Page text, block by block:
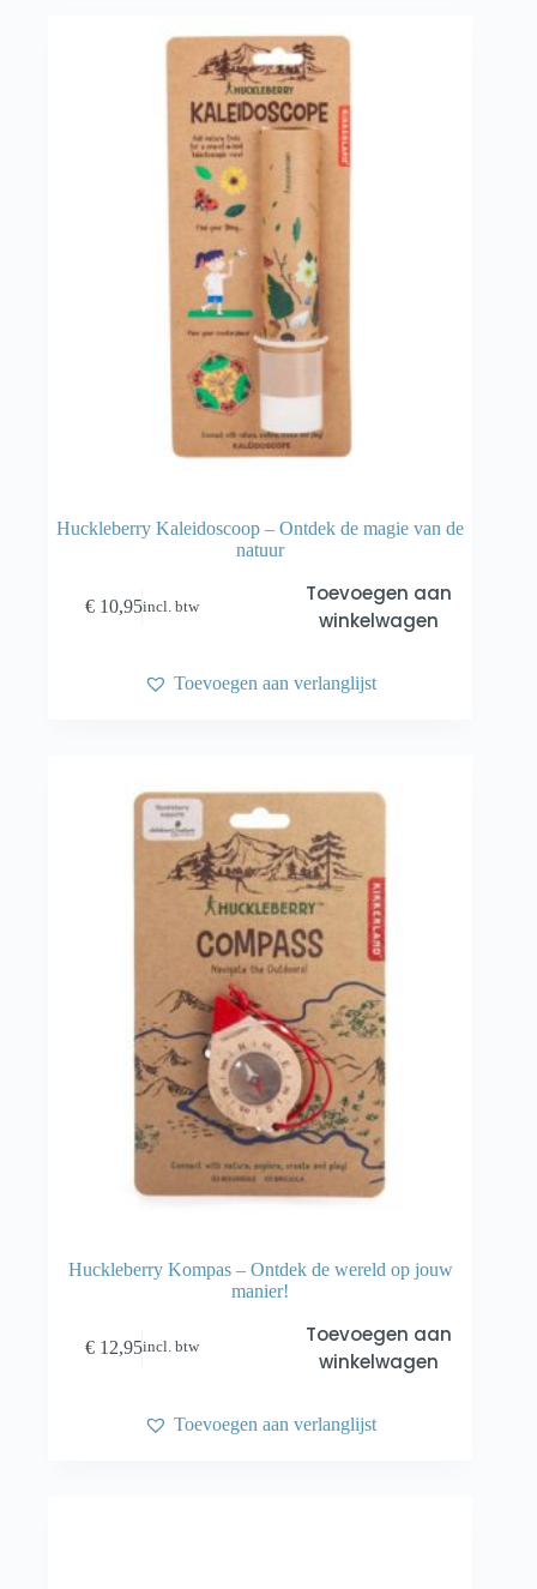
Huckleberry Kaleidoscoop – Ontdek de magie van de
natuur
€ 10,95incl. btw
Toevoegen aan
winkelwagen
Toevoegen aan verlanglijst
Huckleberry Kompas – Ontdek de wereld op jouw
manier!
€ 12,95incl. btw
Toevoegen aan
winkelwagen
Toevoegen aan verlanglijst